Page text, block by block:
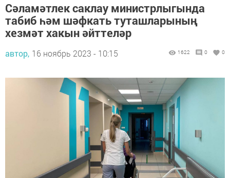
Сәламәтлек саклау министрлыгында
табиб һәм шәфкать туташларының
хезмәт хакын әйттеләр
автор, 16 ноябрь 2023 - 10:15 1622 0 0